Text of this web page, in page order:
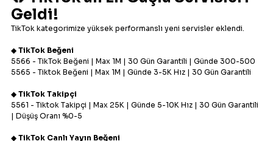
Siparişlerimi nasıl
verebilirim?